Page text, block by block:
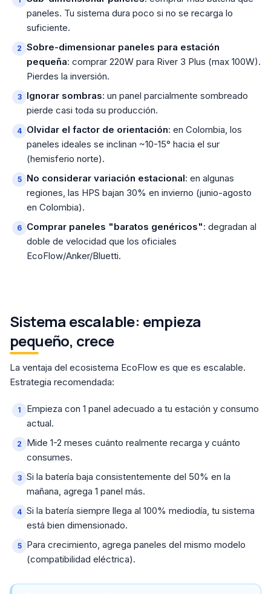
paneles. Tu sistema dura poco si no se recarga lo
suficiente.
Sobre-dimensionar paneles para estación
pequeña: comprar 220W para River 3 Plus (max 100W).
Pierdes la inversión.
Ignorar sombras: un panel parcialmente sombreado
pierde casi toda su producción.
Olvidar el factor de orientación: en Colombia, los
paneles ideales se inclinan ~10-15° hacia el sur
(hemisferio norte).
No considerar variación estacional: en algunas
regiones, las HPS bajan 30% en invierno (junio-agosto
en Colombia).
Comprar paneles "baratos genéricos": degradan al
doble de velocidad que los oficiales
EcoFlow/Anker/Bluetti.
Sistema escalable: empieza
pequeño, crece
La ventaja del ecosistema EcoFlow es que es escalable.
Estrategia recomendada:
Empieza con 1 panel adecuado a tu estación y consumo
actual.
Mide 1-2 meses cuánto realmente recarga y cuánto
consumes.
Si la batería baja consistentemente del 50% en la
mañana, agrega 1 panel más.
Si la batería siempre llega al 100% mediodía, tu sistema
está bien dimensionado.
Para crecimiento, agrega paneles del mismo modelo
(compatibilidad eléctrica).